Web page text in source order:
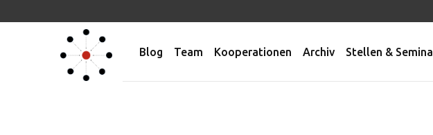
Blog Team Kooperationen Archiv Stellen &